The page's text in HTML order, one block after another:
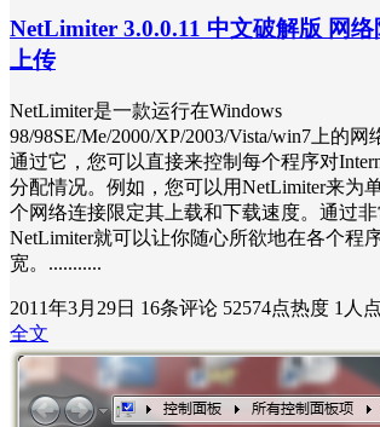
NetLimiter 3.0.0.11 中文破解版 网
上传
NetLimiter是一款运行在Windows
98/98SE/Me/2000/XP/2003/Vista/win7上的网
通过它，您可以直接来控制每个程序对
分配情况。例如，您可以用NetLimiter来为
个网络连接限定其上载和下载速度。通过非
NetLimiter就可以让你随心所欲地在各个程
宽。...........
2011年3月29日 16条评论 52574点热度 1人
全文